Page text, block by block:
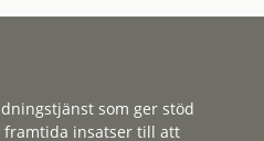
som ger stöd
framtida insatser till att